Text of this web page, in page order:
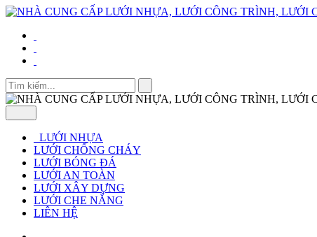
LƯỚI NHỰA
LƯỚI CHỐNG CHÁY
LƯỚI BÓNG ĐÁ
LƯỚI AN TOÀN
LƯỚI XÂY DỰNG
LƯỚI CHE NẮNG
LIÊN HỆ